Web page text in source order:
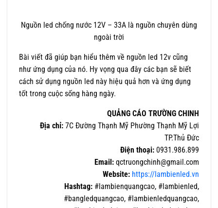
Nguồn led chống nước 12V – 33A là nguồn chuyên dùng
ngoài trời
Bài viết đã giúp bạn hiểu thêm về nguồn led 12v cũng
như ứng dụng của nó. Hy vọng qua đây các bạn sẽ biết
cách sử dụng nguồn led này hiệu quả hơn và ứng dụng
tốt trong cuộc sống hàng ngày.
QUẢNG CÁO TRƯỜNG CHINH
Địa chỉ: 7C Đường Thạnh Mỹ Phường Thạnh Mỹ Lợi
TP.Thủ Đức
Điện thoại: 0931.986.899
Email: qctruongchinh@gmail.com
Website: https://lambienled.vn
Hashtag: #lambienquangcao, #lambienled,
#bangledquangcao, #lambienledquangcao,